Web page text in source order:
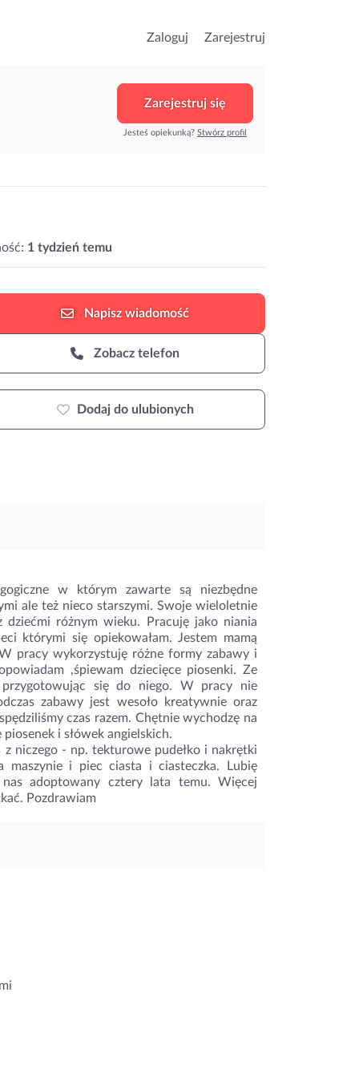
Zaloguj Zarejestruj
Zarejestruj się
Jesteś opiekunką? Stwórz profil
1 tydzień temu
Napisz wiadomość
Zobacz telefon
Dodaj do ulubionych
w którym zawarte są niezbędne
ale też nieco starszymi. Swoje wieloletnie
różnym wieku. Pracuję jako niania
którymi się opiekowałam. Jestem mamą
pracy wykorzystuję różne formy zabawy i
,śpiewam dziecięce piosenki. Ze
się do niego. W pracy nie
zabawy jest wesoło kreatywnie oraz
czas razem. Chętnie wychodzę na
i słówek angielskich.
niczego - np. tekturowe pudełko i nakrętki
maszynie i piec ciasta i ciasteczka. Lubię
adoptowany cztery lata temu. Więcej
Pozdrawiam